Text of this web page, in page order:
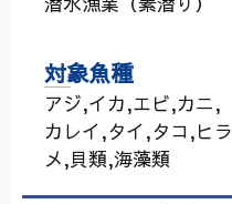
対象魚種
アジ,イカ,エビ,カニ,
カレイ,タイ,タコ,ヒラ
メ,貝類,海藻類